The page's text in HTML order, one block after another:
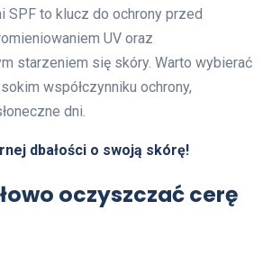
SPF to klucz do ochrony przed
UV oraz
starzeniem się skóry. Warto wybierać
współczynniku ochrony,
dni.
dbałości o swoją skórę!
oczyszczać cerę